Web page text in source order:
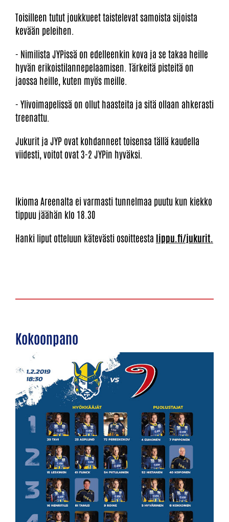
Toisilleen tutut joukkueet taistelevat samoista sijoista
kevään peleihen.
- Nimilista JYPissä on edelleenkin kova ja se takaa heille
hyvän erikoistilannepelaamisen. Tärkeitä pisteitä on
jaossa heille, kuten myös meille.
- Ylivoimapelissä on ollut haasteita ja sitä ollaan ahkerasti
treenattu.
Jukurit ja JYP ovat kohdanneet toisensa tällä kaudella
viidesti, voitot ovat 3-2 JYPin hyväksi.
Ikioma Areenalta ei varmasti tunnelmaa puutu kun kiekko
tippuu jäähän klo 18.30
Hanki liput otteluun kätevästi osoitteesta lippu.fi/jukurit.
Kokoonpano